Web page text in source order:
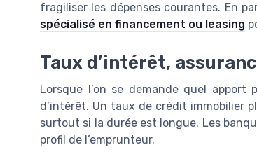
fragiliser les dépenses courantes. En
spécialisé en financement ou leasing
Taux d’intérêt,
Lorsque l’on se demande quel
d’intérêt. Un taux de crédit immobilier
surtout si la durée est longue. Les
profil de l’emprunteur.